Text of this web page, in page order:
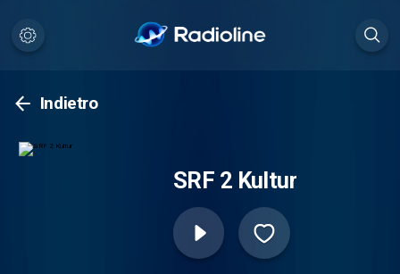
Indietro
SRF 2 Kultur